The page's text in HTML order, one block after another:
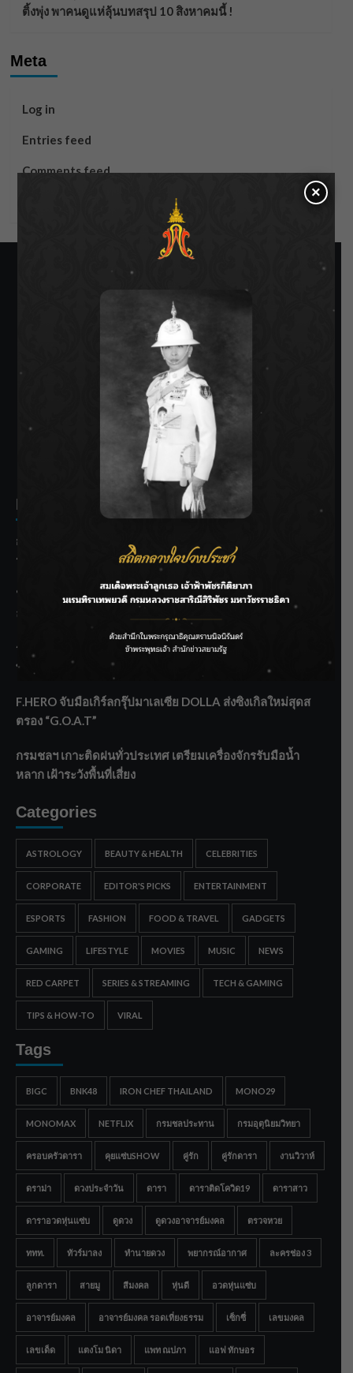
ติ้งพุ่ง พาคนดูแห่ลุ้นบทสรุป 10 สิงหาคมนี้ !
Meta
Log in
Entries feed
Comments feed
SIAMRATH VARIETY
THE BEST ENTERTAINMENT
Recent Posts
กรมชลฯ รับฟังประชาชน ติดตามแก้ปัญหาโครงการประตู
ระบายน้ำศรีสองรักฯ
‘แมน การิน’ แชร์ความเชื่อชวนคิด! “อยากกินอะไรหลังจาก
ลาโลกนี้ ให้ใส่บาตรสิ่งนั้นไว้ตอนยังมีชีวิต”
ราชเลขานุการในพระองค์ฯ ติดตามโครงการหุบกะพง–ห้วย
ทรายใต้ เสริมความมั่นคงน้ำเพชรบุรี
F.HERO จับมือเกิร์ลกรุ๊ปมาเลเซีย DOLLA ส่งซิงเกิลใหม่สุดส
ตรอง “G.O.A.T”
กรมชลฯ เกาะติดฝนทั่วประเทศ เตรียมเครื่องจักรรับมือน้ำ
หลาก เฝ้าระวังพื้นที่เสี่ยง
Categories
ASTROLOGY BEAUTY & HEALTH CELEBRITIES
CORPORATE EDITOR'S PICKS ENTERTAINMENT
ESPORTS FASHION FOOD & TRAVEL GADGETS
GAMING LIFESTYLE MOVIES MUSIC NEWS
RED CARPET SERIES & STREAMING TECH & GAMING
TIPS & HOW-TO VIRAL
Tags
BIGC BNK48 IRON CHEF THAILAND MONO29
MONOMAX NETFLIX กรมชลประทาน กรมอุตุนิยมวิทยา
ครอบครัวดารา คุยแซ่บSHOW คู่รัก คู่รักดารา งานวิวาห์
ดราม่า ดวงประจำวัน ดารา ดาราติดโควิด19 ดาราสาว
ดาราอวดหุ่นแซ่บ ดูดวง ดูดวงอาจารย์มงคล ตรวจหวย
ททท. ทัวร์มาลง ทำนายดวง พยากรณ์อากาศ ละครช่อง 3
ลูกดารา สายมู สีมงคล หุ่นดี อวดหุ่นแซ่บ
อาจารย์มงคล อาจารย์มงคล รอดเที่ยงธรรม เซ็กซี่ เลขมงคล
เลขเด็ด แตงโม นิดา แพท ณปภา แอฟ ทักษอร
×